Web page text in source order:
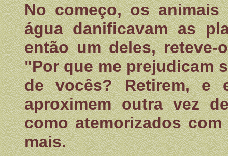
No começo, os
água danificavam as
então um deles,
"Por que me prejudicam
de vocês? Retirem, e
aproximem outra vez
como atemorizados
mais.